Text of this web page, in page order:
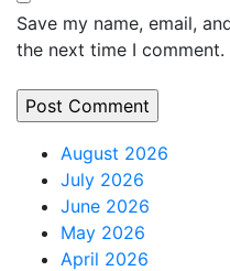
Save my name, email,
the next time I comment.
August 2026
July 2026
June 2026
May 2026
April 2026